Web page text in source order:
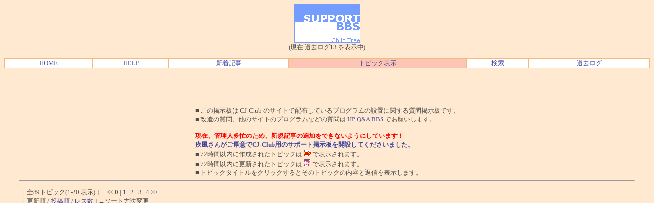
(現在 過去ログ13 を表示中)
HOME HELP 新着記事 トピック表示 検索 過去ログ
■ この掲示板は CJ-Club のサイトで配布しているプログラムの設置に関する質問掲示板です。
■ 改造の質問、他のサイトのプログラムなどの質問は HP Q&A BBSでお願いします。
現在、管理人多忙のため、新規記事の追加をできないようにしています！
疾風さんがご厚意でCJ-Club用のサポート掲示板を開設してくださいました。
■ 72時間以内に作成されたトピックは
で表示されます。
■ 72時間以内に更新されたトピックは
で表示されます。
■ トピックタイトルをクリックするとそのトピックの内容と返信を表示します。
[ 全89トピック(1-20 表示) ] << 0 | 1 | 2 | 3 | 4 >>
[ 更新順 / 投稿順 / レス数 ] ←ソート方法変更